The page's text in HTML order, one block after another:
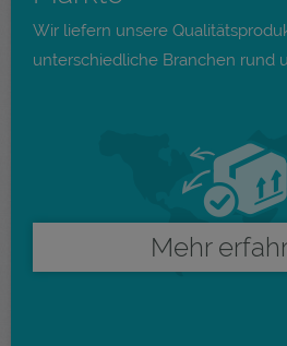
Wir liefern unsere
unterschiedliche Branchen rund
Mehr